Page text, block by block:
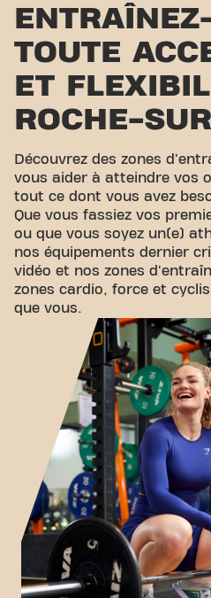
TOUTE
ET
ROCHE-
Découvrez des zones
vous aider à atteindre vos
tout ce dont vous avez
Que vous fassiez vos
ou que vous soyez un(e)
nos équipements dernier
vidéo et nos zones
zones cardio, force et
que vous.